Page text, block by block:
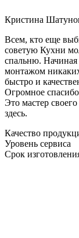
Кристина
Всем, кто еще
советую Кухни
спальню. Начиная
монтажом
быстро и
Огромное
Это мастер
здесь.
Качество
Уровень сервиса
Срок